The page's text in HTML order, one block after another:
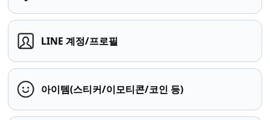
LINE 계정/프로필
아이템(스티커/이모티콘/코인 등)